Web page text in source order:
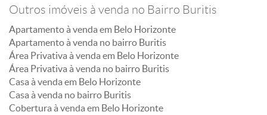
Outros imóveis à venda no Bairro Buritis
Apartamento à venda em Belo Horizonte
Apartamento à venda no bairro Buritis
Área Privativa à venda em Belo Horizonte
Área Privativa à venda no bairro Buritis
Casa à venda em Belo Horizonte
Casa à venda no bairro Buritis
Cobertura à venda em Belo Horizonte